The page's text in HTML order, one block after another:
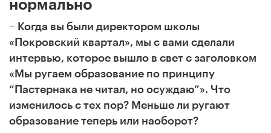
нормально
– Когда вы были директором школы
«Покровский квартал», мы с вами сделали
интервью, которое вышло в свет с заголовком
«Мы ругаем образование по принципу
“Пастернака не читал, но осуждаю”». Что
изменилось с тех пор? Меньше ли ругают
образование теперь или наоборот?